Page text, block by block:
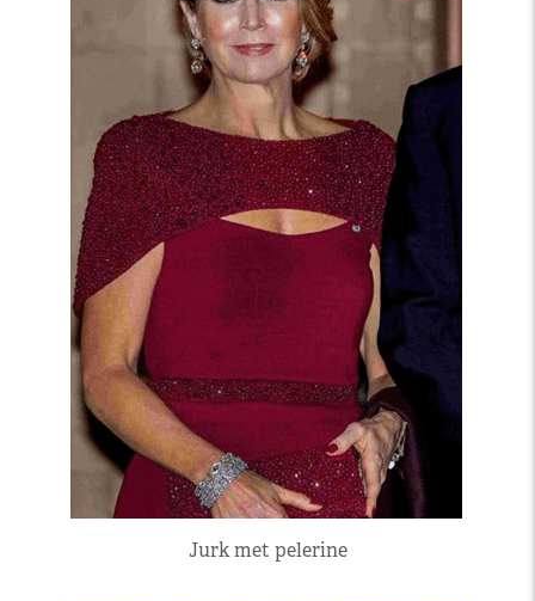
Jurk met pelerine